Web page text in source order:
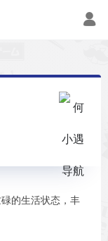
的生活状态，丰